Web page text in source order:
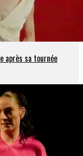
après sa tournée